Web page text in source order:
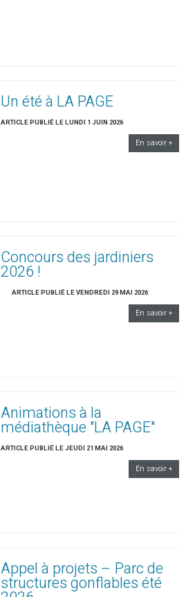
Un été à LA PAGE
ARTICLE PUBLIÉ LE LUNDI 1 JUIN 2026
En savoir +
Concours des jardiniers
2026 !
ARTICLE PUBLIÉ LE VENDREDI 29 MAI 2026
En savoir +
Animations à la
médiathèque "LA PAGE"
ARTICLE PUBLIÉ LE JEUDI 21 MAI 2026
En savoir +
Appel à projets – Parc de
structures gonflables été